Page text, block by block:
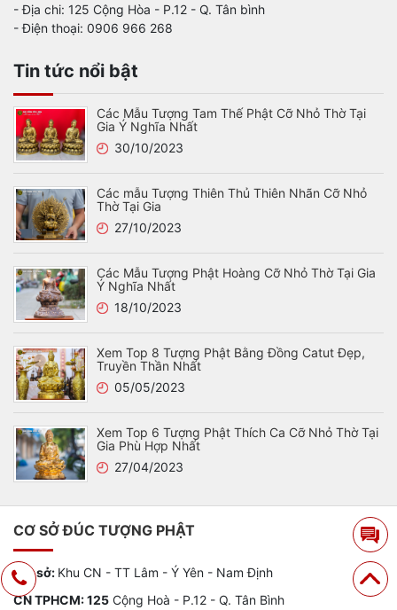
- Địa chi: 125 Cộng Hòa - P.12 - Q. Tân bình
- Điện thoại: 0906 966 268
Tin tức nổi bật
Các Mẫu Tượng Tam Thế Phật Cỡ Nhỏ Thờ Tại
Gia Ý Nghĩa Nhất
30/10/2023
Các mẫu Tượng Thiên Thủ Thiên Nhãn Cỡ Nhỏ
Thờ Tại Gia
27/10/2023
Các Mẫu Tượng Phật Hoàng Cỡ Nhỏ Thờ Tại Gia
Ý Nghĩa Nhất
18/10/2023
Xem Top 8 Tượng Phật Bằng Đồng Catut Đẹp,
Truyền Thần Nhất
05/05/2023
Xem Top 6 Tượng Phật Thích Ca Cỡ Nhỏ Thờ Tại
Gia Phù Hợp Nhất
27/04/2023
CƠ SỞ ĐÚC TƯỢNG PHẬT
Trụ sở: Khu CN - TT Lâm - Ý Yên - Nam Định
CN TPHCM: 125 Cộng Hoà - P.12 - Q. Tân Bình